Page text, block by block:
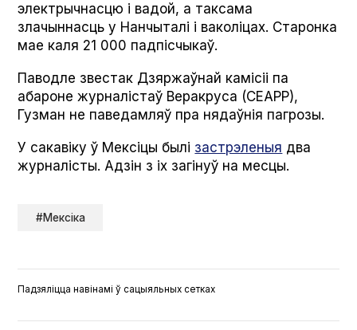
электрычнасцю і вадой, а таксама
злачыннасць у Нанчыталі і ваколіцах. Старонка
мае каля 21 000 падпісчыкаў.
Паводле звестак Дзяржаўнай камісіі па
абароне журналістаў Веракруса (CEAPP),
Гузман не паведамляў пра нядаўнія пагрозы.
У сакавіку ў Мексіцы былі застрэленыя два
журналісты. Адзін з іх загінуў на месцы.
#Мексіка
Падзяліцца навінамі ў сацыяльных сетках